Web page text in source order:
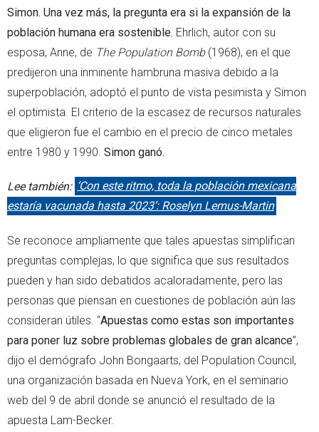
Simon. Una vez más, la pregunta era si la expansión de la
población humana era sostenible. Ehrlich, autor con su
esposa, Anne, de The Population Bomb(1968), en el que
predijeron una inminente hambruna masiva debido a la
superpoblación, adoptó el punto de vista pesimista y Simon
el optimista. El criterio de la escasez de recursos naturales
que eligieron fue el cambio en el precio de cinco metales
entre 1980 y 1990. Simon ganó.
Lee también: ‘Con este ritmo, toda la población mexicana
estaría vacunada hasta 2023’: Roselyn Lemus-Martin
Se reconoce ampliamente que tales apuestas simplifican
preguntas complejas, lo que significa que sus resultados
pueden y han sido debatidos acaloradamente, pero las
personas que piensan en cuestiones de población aún las
consideran útiles. “Apuestas como estas son importantes
para poner luz sobre problemas globales de gran alcance”,
dijo el demógrafo John Bongaarts, del Population Council,
una organización basada en Nueva York, en el seminario
web del 9 de abril donde se anunció el resultado de la
apuesta Lam-Becker.